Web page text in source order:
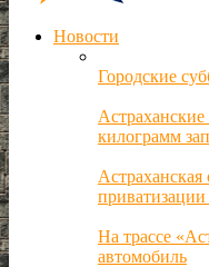
Новости
Городские
килограмм
На трассе
автомобиль